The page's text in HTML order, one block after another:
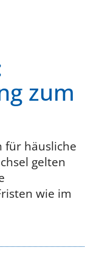
zum
für häusliche
gelten
wie im